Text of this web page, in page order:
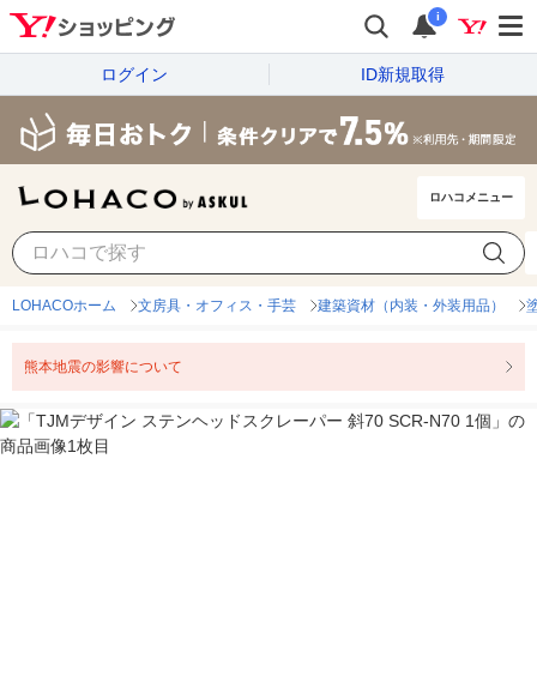
i
ログイン ID新規取得
ロハコメニュー
LOHACOホーム 文房具・オフィス・手芸 建築資材（内装・外装用品）
熊本地震の影響について